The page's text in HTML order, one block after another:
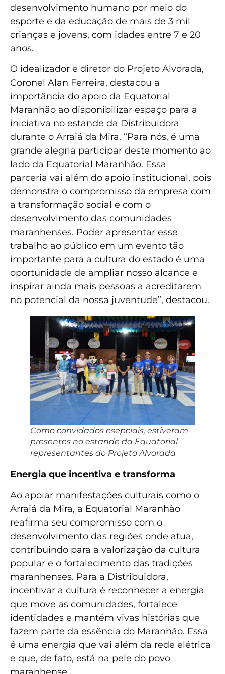
desenvolvimento humano por meio do
esporte e da educação de mais de 3 mil
crianças e jovens, com idades entre 7 e 20
anos.
O idealizador e diretor do Projeto Alvorada,
Coronel Alan Ferreira, destacou a
importância do apoio da Equatorial
Maranhão ao disponibilizar espaço para a
iniciativa no estande da Distribuidora
durante o Arraiá da Mira. “Para nós, é uma
grande alegria participar deste momento ao
lado da Equatorial Maranhão. Essa
parceria vai além do apoio institucional, pois
demonstra o compromisso da empresa com
a transformação social e com o
desenvolvimento das comunidades
maranhenses. Poder apresentar esse
trabalho ao público em um evento tão
importante para a cultura do estado é uma
oportunidade de ampliar nosso alcance e
inspirar ainda mais pessoas a acreditarem
no potencial da nossa juventude”, destacou.
Como convidados esepciais, estiveram
presentes no estande da Equatorial
representantes do Projeto Alvorada
Energia que incentiva e transforma
Ao apoiar manifestações culturais como o
Arraiá da Mira, a Equatorial Maranhão
reafirma seu compromisso com o
desenvolvimento das regiões onde atua,
contribuindo para a valorização da cultura
popular e o fortalecimento das tradições
maranhenses. Para a Distribuidora,
incentivar a cultura é reconhecer a energia
que move as comunidades, fortalece
identidades e mantém vivas histórias que
fazem parte da essência do Maranhão. Essa
é uma energia que vai além da rede elétrica
e que, de fato, está na pele do povo